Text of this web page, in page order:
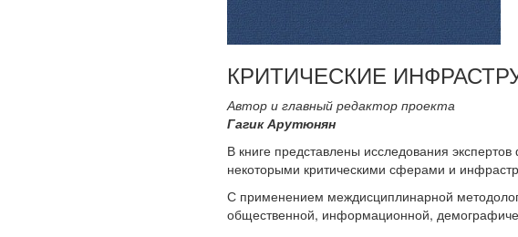
КРИТИЧЕСКИЕ
Автор и главный редактор проекта
Гагик Арутюнян
В книге представлены исследования
некоторыми критическими сферами и
С применением междисциплинарной
общественной, информационной,